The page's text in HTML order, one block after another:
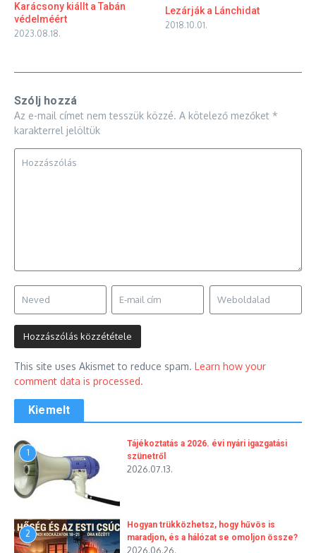
Karácsony kiállt a Tabán
védelméért
2023.08.18.
Lezárják a Lánchidat
2018.10.01.
Szólj hozzá
Az e-mail címet nem tesszük közzé. A kötelező mezőket *
karakterrel jelöltük
This site uses Akismet to reduce spam. Learn how your
comment data is processed.
Kiemelt
1
Tájékoztatás a 2026. évi nyári igazgatási
szünetről
2026.07.13.
2
Hogyan trükközhetsz, hogy hűvös is
maradjon, és a hálózat se omoljon össze?
2026.06.26.